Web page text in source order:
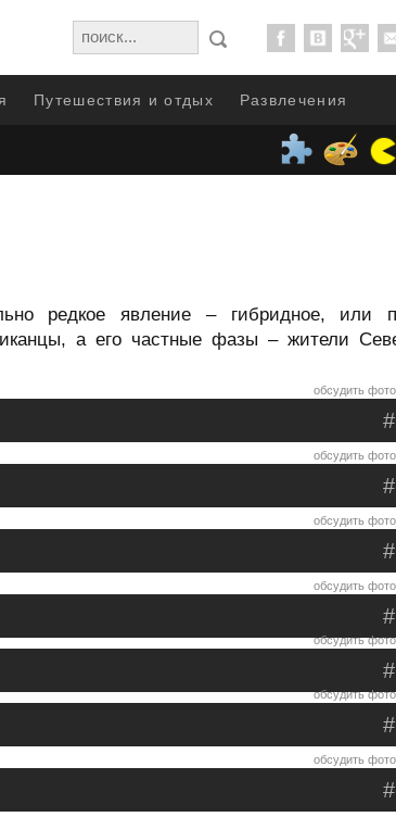
Путешествия и отдых Развлечения
редкое явление – гибридное, или
а его частные фазы – жители
обсудить
#
обсудить
#
обсудить
#
обсудить
#
обсудить
#
обсудить
#
обсудить
#